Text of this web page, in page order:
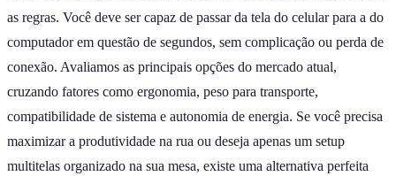
as regras. Você deve ser capaz de passar da tela do celular para a do
computador em questão de segundos, sem complicação ou perda de
conexão. Avaliamos as principais opções do mercado atual,
cruzando fatores como ergonomia, peso para transporte,
compatibilidade de sistema e autonomia de energia. Se você precisa
maximizar a produtividade na rua ou deseja apenas um setup
multitelas organizado na sua mesa, existe uma alternativa perfeita